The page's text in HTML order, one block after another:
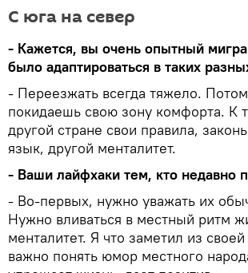
С юга на север
- Кажется, вы очень опытный
было адаптироваться в таких
- Переезжать всегда тяжело.
покидаешь свою зону комфорта. К
другой стране свои правила,
язык, другой менталитет.
- Ваши лайфхаки тем, кто недавно
- Во-первых, нужно уважать их
Нужно вливаться в местный ритм
менталитет. Я что заметил из
важно понять юмор местного